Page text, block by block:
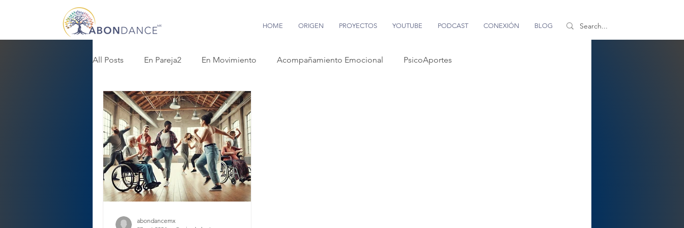
HOME ORIGEN PROYECTOS YOUTUBE PODCAST CONEXIÓN BLOG
All Posts En Pareja2 En Movimiento Acompañamiento Emocional PsicoAportes
abondancemx